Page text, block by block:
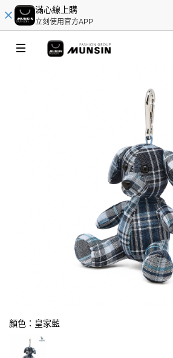
滿心線上購
立刻使用官方APP
顏色：皇家藍